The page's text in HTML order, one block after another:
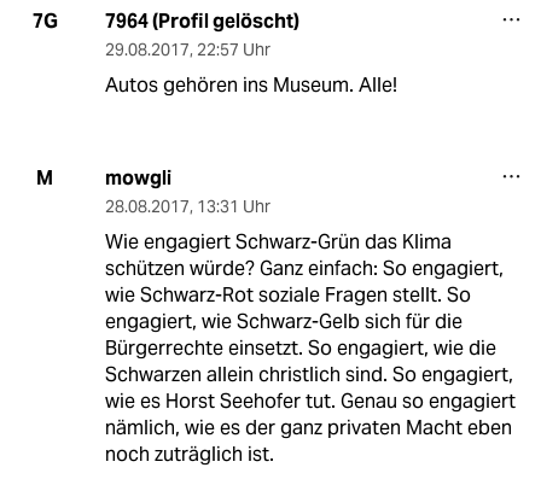
7G 7964 (Profil gelöscht)
29.08.2017, 22:57 Uhr
Autos gehören ins Museum. Alle!
M mowgli
28.08.2017, 13:31 Uhr
Wie engagiert Schwarz-Grün das Klima
schützen würde? Ganz einfach: So engagiert,
wie Schwarz-Rot soziale Fragen stellt. So
engagiert, wie Schwarz-Gelb sich für die
Bürgerrechte einsetzt. So engagiert, wie die
Schwarzen allein christlich sind. So engagiert,
wie es Horst Seehofer tut. Genau so engagiert
nämlich, wie es der ganz privaten Macht eben
noch zuträglich ist.